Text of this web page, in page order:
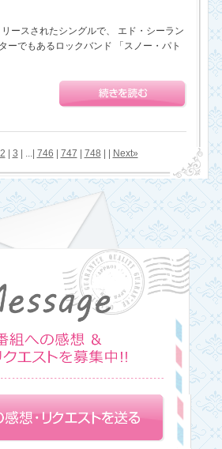
ースされたシングルで、 エド・シーラン
ーでもあるロックバンド 「スノー・パト
2 3 | ...| 746 747 748 Next»